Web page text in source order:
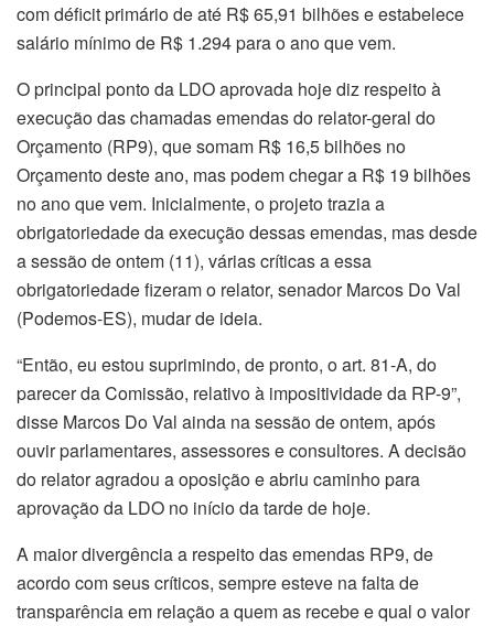
com déficit primário de até R$ 65,91 bilhões e estabelece
salário mínimo de R$ 1.294 para o ano que vem.
O principal ponto da LDO aprovada hoje diz respeito à
execução das chamadas emendas do relator-geral do
Orçamento (RP9), que somam R$ 16,5 bilhões no
Orçamento deste ano, mas podem chegar a R$ 19 bilhões
no ano que vem. Inicialmente, o projeto trazia a
obrigatoriedade da execução dessas emendas, mas desde
a sessão de ontem (11), várias críticas a essa
obrigatoriedade fizeram o relator, senador Marcos Do Val
(Podemos-ES), mudar de ideia.
“Então, eu estou suprimindo, de pronto, o art. 81-A, do
parecer da Comissão, relativo à impositividade da RP-9”,
disse Marcos Do Val ainda na sessão de ontem, após
ouvir parlamentares, assessores e consultores. A decisão
do relator agradou a oposição e abriu caminho para
aprovação da LDO no início da tarde de hoje.
A maior divergência a respeito das emendas RP9, de
acordo com seus críticos, sempre esteve na falta de
transparência em relação a quem as recebe e qual o valor